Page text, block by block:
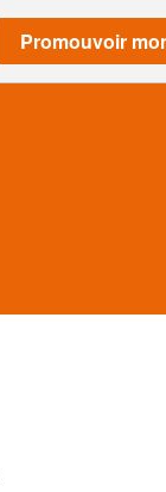
Promouvoir